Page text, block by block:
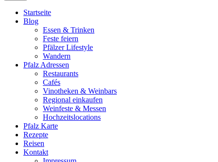
Binas Pfalzliebe
Startseite
Blog
Essen & Trinken
Feste feiern
Pfälzer Lifestyle
Wandern
Pfalz Adressen
Restaurants
Cafés
Vinotheken & Weinbars
Regional einkaufen
Weinfeste & Messen
Hochzeitslocations
Pfalz Karte
Rezepte
Reisen
Kontakt